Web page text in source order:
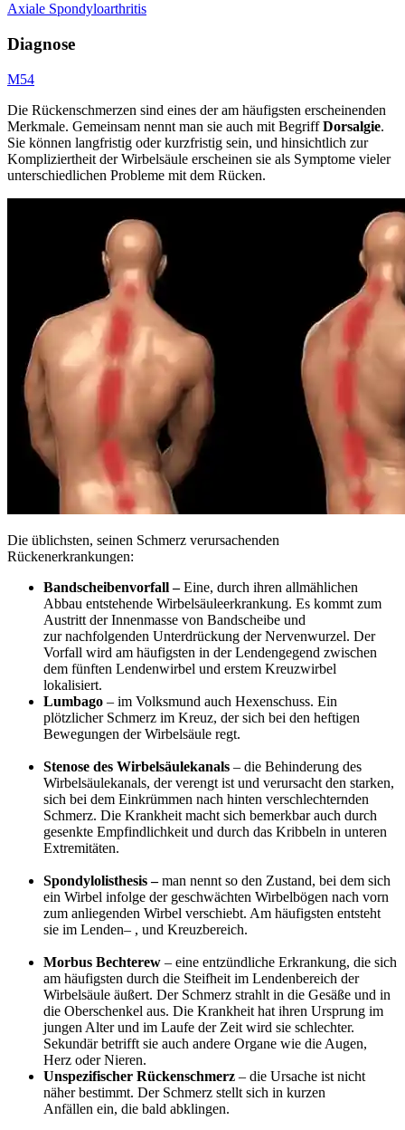
Axiale Spondyloarthritis
Diagnose
M54
Die Rückenschmerzen sind eines der am häufigsten erscheinenden
Merkmale. Gemeinsam nennt man sie auch mit BegriffDorsalgie.
Sie können langfristig oder kurzfristig sein, und hinsichtlich zur
Kompliziertheit der Wirbelsäule erscheinen sie als Symptome vieler
unterschiedlichen Probleme mit dem Rücken.
Die üblichsten, seinen Schmerz verursachenden
Rückenerkrankungen:
Bandscheibenvorfall– Eine, durch ihren allmählichen
Abbau entstehende Wirbelsäuleerkrankung. Es kommt zum
Austritt der Innenmasse von Bandscheibe und
zur nachfolgenden Unterdrückung der Nervenwurzel. Der
Vorfall wird am häufigsten in der Lendengegend zwischen
dem fünften Lendenwirbel und erstem Kreuzwirbel
lokalisiert.
Lumbago – im Volksmund auch Hexenschuss. Ein
plötzlicher Schmerz im Kreuz, der sich bei den heftigen
Bewegungen der Wirbelsäule regt.
Stenose des Wirbelsäulekanals – die Behinderung des
Wirbelsäulekanals, der verengt ist und verursacht den starken,
sich bei dem Einkrümmen nach hinten verschlechternden
Schmerz. Die Krankheit macht sich bemerkbar auch durch
gesenkte Empfindlichkeit und durch das Kribbeln in unteren
Extremitäten.
Spondylolisthesis–man nennt so den Zustand, bei dem sich
ein Wirbel infolge der geschwächten Wirbelbögen nach vorn
zum anliegenden Wirbel verschiebt. Am häufigsten entsteht
sie im Lenden– , und Kreuzbereich.
Morbus Bechterew – eine entzündliche Erkrankung, die sich
am häufigsten durch die Steifheit im Lendenbereich der
Wirbelsäule äußert. Der Schmerz strahlt in die Gesäße und in
die Oberschenkel aus. Die Krankheit hat ihren Ursprung im
jungen Alter und im Laufe der Zeit wird sie schlechter.
Sekundär betrifft sie auch andere Organe wie die Augen,
Herz oder Nieren.
Unspezifischer Rückenschmerz – die Ursache ist nicht
näher bestimmt. Der Schmerz stellt sich in kurzen
Anfällen ein, die bald abklingen.